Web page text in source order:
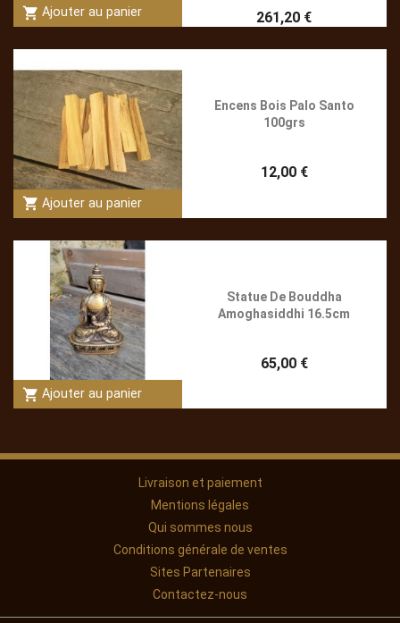
shopping_cart Ajouter au panier 261,20 €
shopping_cart Ajouter au panier
Encens Bois Palo Santo
100grs
12,00 €
shopping_cart Ajouter au panier
Statue De Bouddha
Amoghasiddhi 16.5cm
65,00 €
Livraison et paiement
Mentions légales
Qui sommes nous
Conditions générale de ventes
Sites Partenaires
Contactez-nous